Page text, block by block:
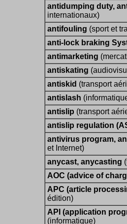
antidumping duty,
internationaux)
antifouling (sport et
anti-lock braking
antimarketing
antiskating
antiskid (transport
antislash
antislip (transport
antislip regulation
antivirus program,
et Internet)
anycast, anycasting
AOC (advice of
APC (article
édition)
API (application
(informatique)